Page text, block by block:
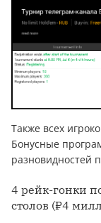
Также всех
Бонусные
разновидностей
4 рейк-гонки
столов (₽4